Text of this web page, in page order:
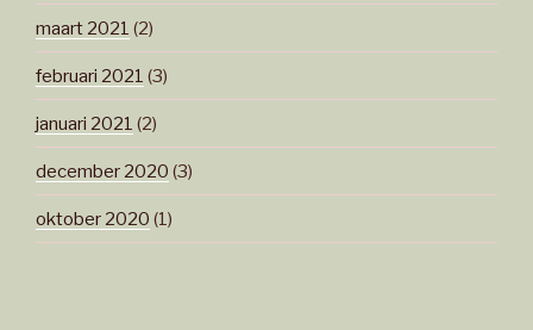
maart 2021 (2)
februari 2021 (3)
januari 2021 (2)
december 2020 (3)
oktober 2020 (1)